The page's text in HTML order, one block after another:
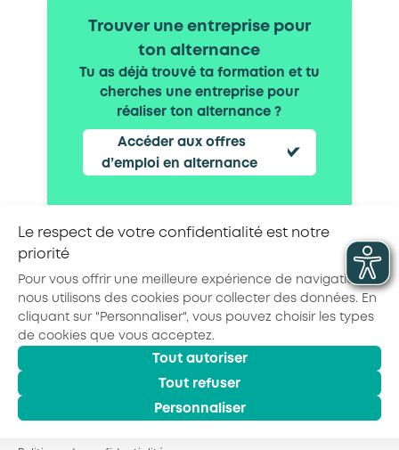
Trouver une entreprise pour
ton alternance
Tu as déjà trouvé ta formation et tu
cherches une entreprise pour
réaliser ton alternance ?
Accéder aux offres
d’emploi en alternance
© 2026 - AKTO - Tous droits réservés
Le respect de votre confidentialité est notre
priorité
Pour vous offrir une meilleure expérience de navigation,
nous utilisons des cookies pour collecter des données. En
cliquant sur "Personnaliser", vous pouvez choisir les types
de cookies que vous acceptez.
Tout autoriser
Tout refuser
Personnaliser